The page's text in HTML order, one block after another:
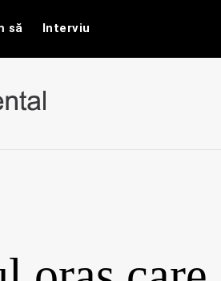
să Interviu